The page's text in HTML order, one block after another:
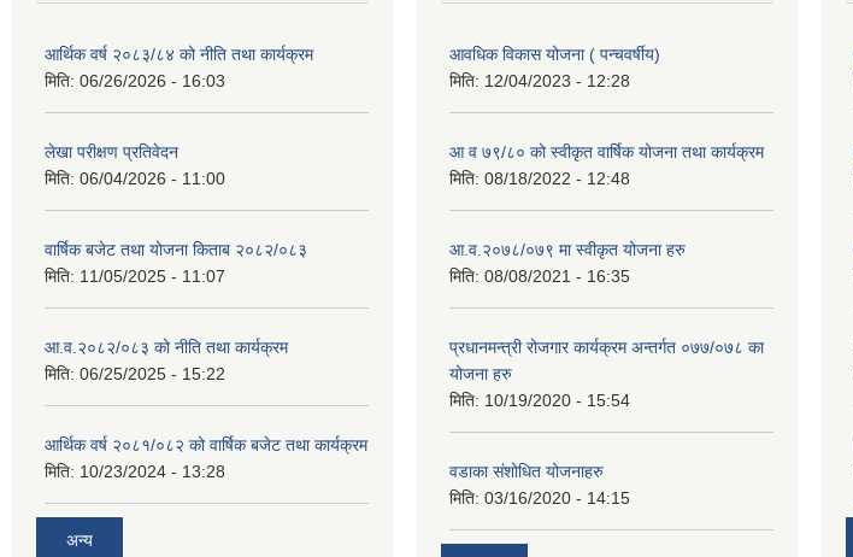
आर्थिक वर्ष २०८३/८४ को नीति तथा कार्यक्रम
मिति: 06/26/2026 - 16:03
लेखा परीक्षण प्रतिवेदन
मिति: 06/04/2026 - 11:00
वार्षिक बजेट तथा योजना किताब २०८२/०८३
मिति: 11/05/2025 - 11:07
आ.व.२०८२/०८३ को नीति तथा कार्यक्रम
मिति: 06/25/2025 - 15:22
आर्थिक वर्ष २०८१/०८२ को वार्षिक बजेट तथा कार्यक्रम
मिति: 10/23/2024 - 13:28
अन्य
आवधिक विकास योजना ( पन्चवर्षीय)
मिति: 12/04/2023 - 12:28
आ व ७९/८० को स्वीकृत वार्षिक योजना तथा कार्यक्रम
मिति: 08/18/2022 - 12:48
आ.व.२०७८/०७९ मा स्वीकृत योजना हरु
मिति: 08/08/2021 - 16:35
प्रधानमन्त्री रोजगार कार्यक्रम अन्तर्गत ०७७/०७८ का
योजना हरु
मिति: 10/19/2020 - 15:54
वडाका संशोधित योजनाहरु
मिति: 03/16/2020 - 14:15